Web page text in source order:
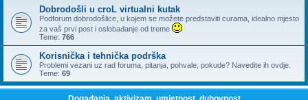
Dobrodošli u croL virtualni kutak
Podforum dobrodošlice, u kojem se možete predstaviti curama, idealno mjesto
za vaš prvi post i oslobađanje od treme
Teme: 766
Korisnička i tehnička podrška
Problemi vezani uz rad foruma, pitanja, pohvale, pokude? Navedite ih ovdje.
Teme: 69